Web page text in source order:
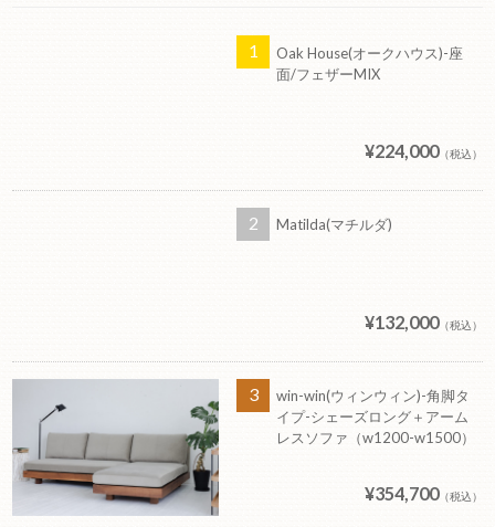
Oak House(オークハウス)-座
面/フェザーMIX
¥224,000（税込）
Matilda(マチルダ)
¥132,000（税込）
win-win(ウィンウィン)-角脚タ
イプ-シェーズロング＋アーム
レスソファ（w1200-w1500）
¥354,700（税込）